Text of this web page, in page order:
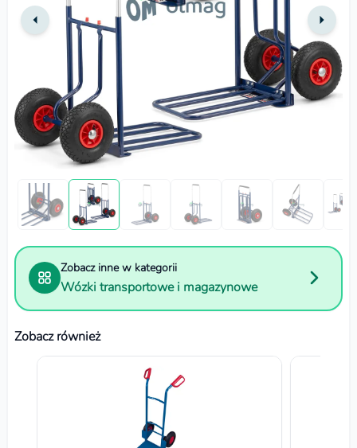
Zobacz inne w kategorii
Wózki transportowe i magazynowe
Zobacz również